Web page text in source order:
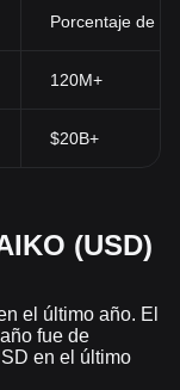
Porcentaje de
120M+
$20B+
(USD)
el último año. El
fue de
en el último